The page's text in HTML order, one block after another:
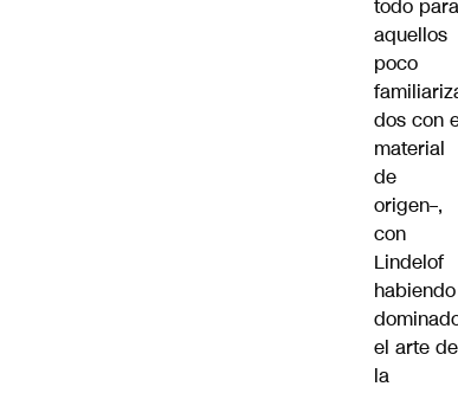
todo para
aquellos
poco
dos con
material
de
origen–,
con
Lindelof
habiendo
el arte de
la